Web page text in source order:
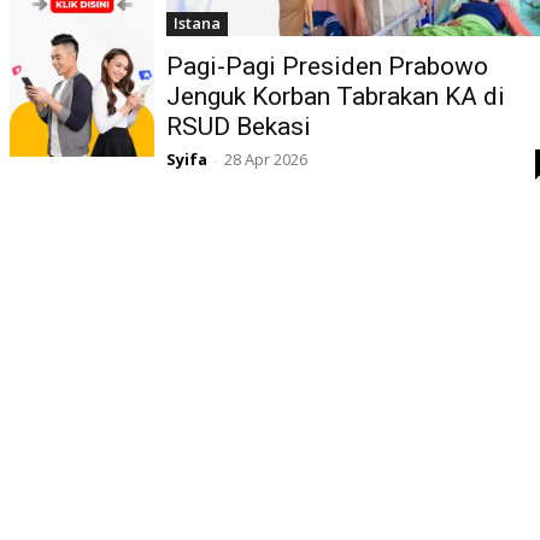
Istana
Pagi-Pagi Presiden Prabowo
Jenguk Korban Tabrakan KA di
RSUD Bekasi
Syifa - 28 Apr 2026